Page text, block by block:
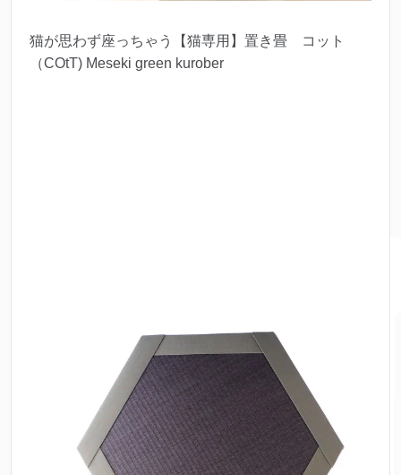
猫が思わず座っちゃう【猫専用】置き畳 コット
（COtT) Meseki green kurober